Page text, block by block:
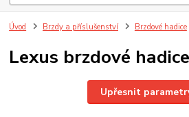
Úvod Brzdy a příslušenství Brzdové hadice
Lexus brzdové hadice
Upřesnit